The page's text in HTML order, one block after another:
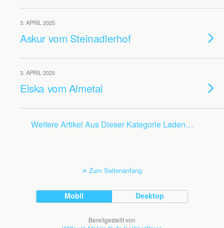
3. APRIL 2025
Askur vom Steinadlerhof
3. APRIL 2025
Elska vom Almetal
Weitere Artikel Aus Dieser Kategorie Laden…
Zum Seitenanfang
Mobil Desktop
Bereitgestellt von